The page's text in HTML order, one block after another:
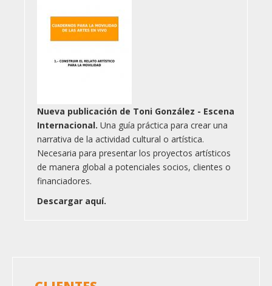
Nueva publicación de Toni González - Escena
Internacional. Una guía práctica para crear una
narrativa de la actividad cultural o artística.
Necesaria para presentar los proyectos artísticos
de manera global a potenciales socios, clientes o
financiadores.
Descargar aquí.